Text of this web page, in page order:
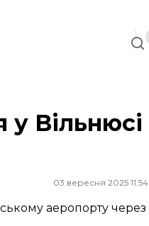
Вільнюсі
03 вересня 2025 11:54
аеропорту через